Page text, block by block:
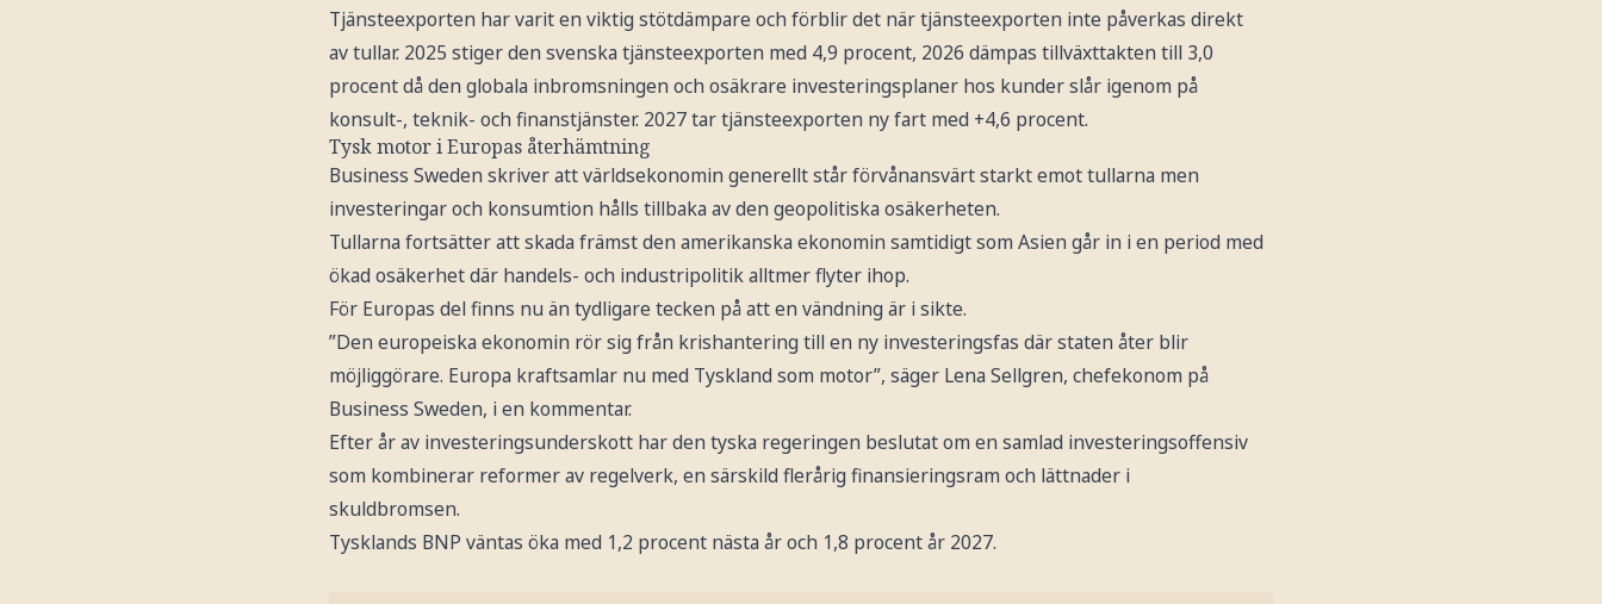
Tjänsteexporten har varit en viktig stötdämpare och förblir det när tjänsteexporten inte påverkas direkt
av tullar. 2025 stiger den svenska tjänsteexporten med 4,9 procent, 2026 dämpas tillväxttakten till 3,0
procent då den globala inbromsningen och osäkrare investeringsplaner hos kunder slår igenom på
konsult-, teknik- och finanstjänster. 2027 tar tjänsteexporten ny fart med +4,6 procent.
Tysk motor i Europas återhämtning
Business Sweden skriver att världsekonomin generellt står förvånansvärt starkt emot tullarna men
investeringar och konsumtion hålls tillbaka av den geopolitiska osäkerheten.
Tullarna fortsätter att skada främst den amerikanska ekonomin samtidigt som Asien går in i en period med
ökad osäkerhet där handels- och industripolitik alltmer flyter ihop.
För Europas del finns nu än tydligare tecken på att en vändning är i sikte.
”Den europeiska ekonomin rör sig från krishantering till en ny investeringsfas där staten åter blir
möjliggörare. Europa kraftsamlar nu med Tyskland som motor”, säger Lena Sellgren, chefekonom på
Business Sweden, i en kommentar.
Efter år av investeringsunderskott har den tyska regeringen beslutat om en samlad investeringsoffensiv
som kombinerar reformer av regelverk, en särskild flerårig finansieringsram och lättnader i
skuldbromsen.
Tysklands BNP väntas öka med 1,2 procent nästa år och 1,8 procent år 2027.